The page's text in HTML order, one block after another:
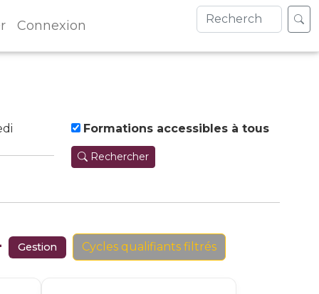
Connexion
Formations accessibles à tous
Rechercher
Gestion Cycles qualifiants filtrés